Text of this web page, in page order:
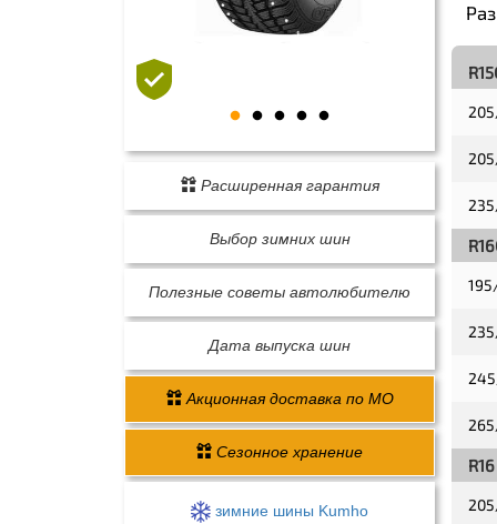
Расширенная гарантия
Выбор зимних шин
Полезные советы автолюбителю
Дата выпуска шин
Акционная доставка по МО
Сезонное хранение
зимние шины Kumho
R16